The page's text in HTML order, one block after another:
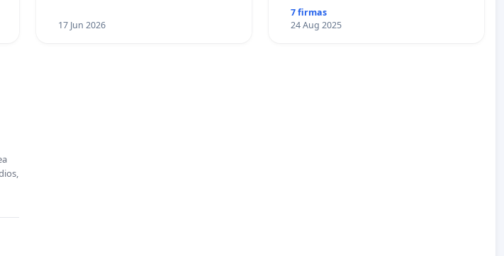
17 Jun 2026
7 firmas
24 Aug 2025